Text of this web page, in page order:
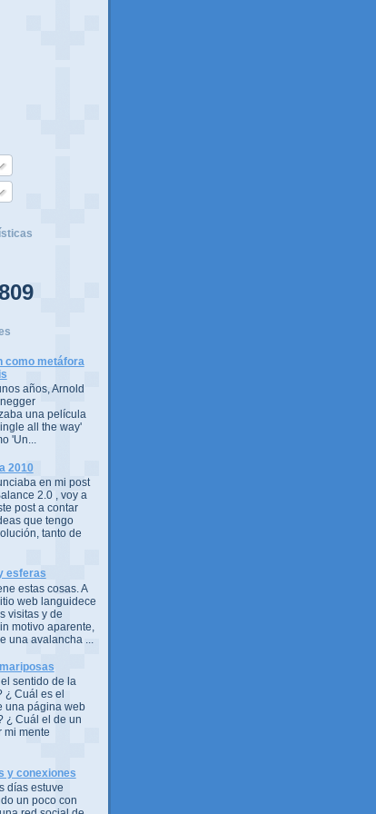
como metáfora
años, Arnold
una película
all the way'
'Un...
2010
en mi post
2.0 , voy a
post a contar
que tengo
tanto de
esferas
estas cosas. A
web languidece
visitas y de
motivo aparente,
una avalancha ...
sentido de la
¿ Cuál es el
una página web
¿ Cuál el de un
mi mente
y conexiones
días estuve
un poco con